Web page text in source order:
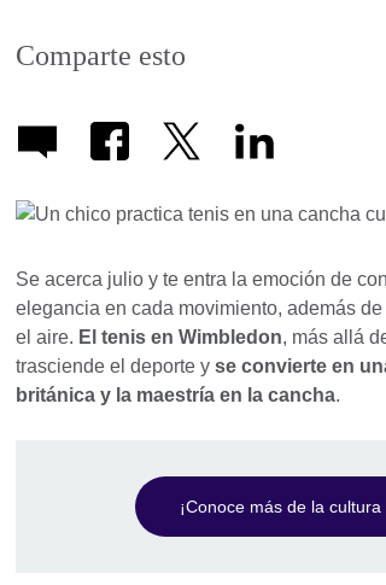
Comparte esto
Se acerca julio y te entra la emoción de
elegancia en cada movimiento, además
el aire. El tenis en Wimbledon, más allá
trasciende el deporte y se convierte en
británica y la maestría en la cancha.
¡Conoce más de la